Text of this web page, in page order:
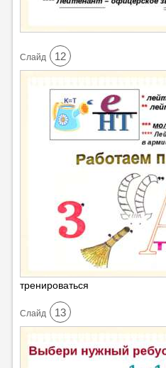
Cлайд 12
тренироваться
Cлайд 13